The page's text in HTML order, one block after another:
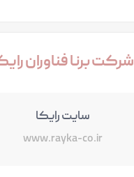
شرکت برنا فناوران
سایت رایکا
www.rayka-co.ir